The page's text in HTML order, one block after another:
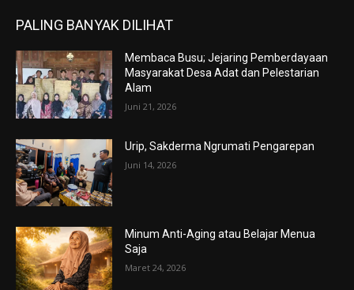
PALING BANYAK DILIHAT
Membaca Busu; Jejaring Pemberdayaan
Masyarakat Desa Adat dan Pelestarian
Alam
Juni 21, 2026
Urip, Sakderma Ngrumati Pengarepan
Juni 14, 2026
Minum Anti-Aging atau Belajar Menua
Saja
Maret 24, 2026